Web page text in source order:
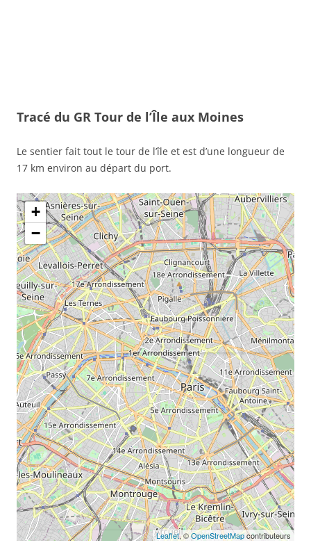
Tracé du GR Tour de l’Île aux Moines
Le sentier fait tout le tour de l’île et est d’une longueur de
17 km environ au départ du port.
+
−
Leaflet, ©OpenStreetMapcontributeurs